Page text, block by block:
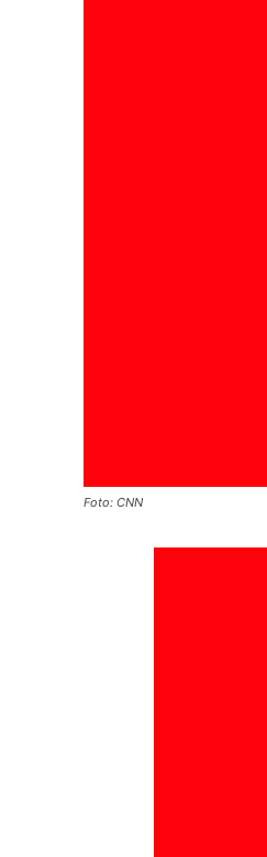
Foto: CNN